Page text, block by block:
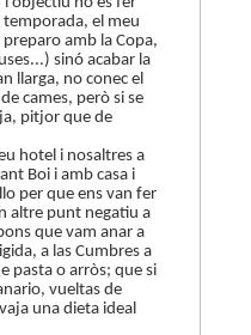
el meu
amb la Copa,
sinó acabar la
llarga, no conec el
cames, però si se
pitjor que de
hotel i nosaltres a
Boi i amb casa i
per que ens van fer
altre punt negatiu a
que vam anar a
a las Cumbres a
pasta o arròs; que si
vueltas de
una dieta ideal